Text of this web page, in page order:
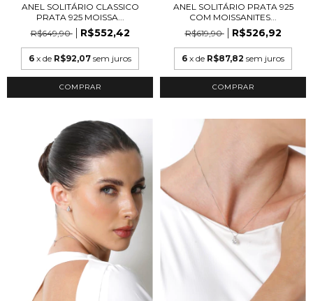
ANEL SOLITÁRIO CLASSICO
PRATA 925 MOISSA...
R$649,90
R$552,42
6 x de R$92,07 sem juros
COMPRAR
ANEL SOLITÁRIO PRATA 925
COM MOISSANITES...
R$619,90
R$526,92
6 x de R$87,82 sem juros
COMPRAR